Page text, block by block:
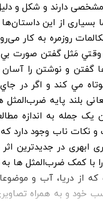
دارند و شکل و
از این داستان‌ها
روزمره به‌ کار
مَثل گفتن صورت بي
گفتن و نوشتن را
مي كند و اگر در
بلند پایه
جمله به اندازه
نکات ناب وجود دارد
در جدیدترین
با کمک ضرب‌المثل ها به
32 ضرب المثل است که از
شرح و تفسیر مناسب خود و به